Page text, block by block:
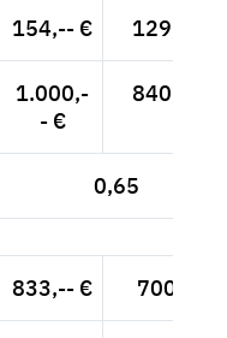
154,-- € 129,41 €
1.000,-
- €
840,34 €
0,65
833,-- € 700,-- €